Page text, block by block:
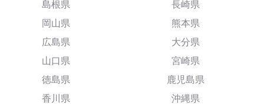
島根県
岡山県
広島県
山口県
徳島県
香川県
長崎県
熊本県
大分県
宮崎県
鹿児島県
沖縄県